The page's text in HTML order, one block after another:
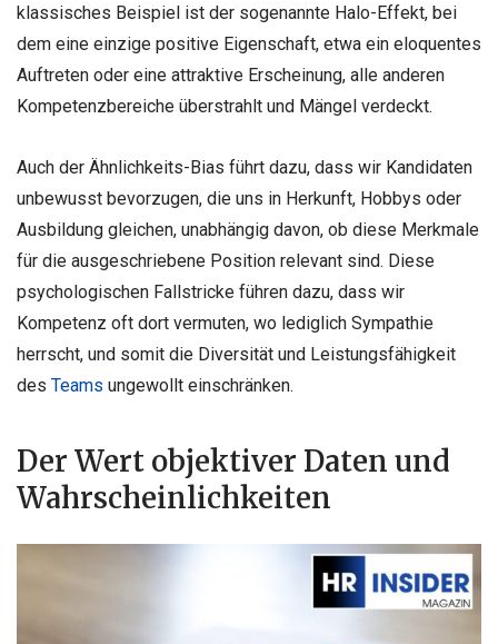
klassisches Beispiel ist der sogenannte Halo-Effekt, bei
dem eine einzige positive Eigenschaft, etwa ein eloquentes
Auftreten oder eine attraktive Erscheinung, alle anderen
Kompetenzbereiche überstrahlt und Mängel verdeckt.
Auch der Ähnlichkeits-Bias führt dazu, dass wir Kandidaten
unbewusst bevorzugen, die uns in Herkunft, Hobbys oder
Ausbildung gleichen, unabhängig davon, ob diese Merkmale
für die ausgeschriebene Position relevant sind. Diese
psychologischen Fallstricke führen dazu, dass wir
Kompetenz oft dort vermuten, wo lediglich Sympathie
herrscht, und somit die Diversität und Leistungsfähigkeit
des Teams ungewollt einschränken.
Der Wert objektiver Daten und
Wahrscheinlichkeiten